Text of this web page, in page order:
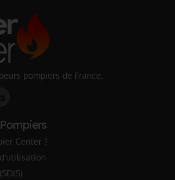
pompiers de France.
Center ?